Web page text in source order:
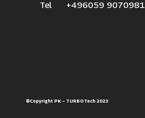
Tel +496059 9070981
©Copyright PK – TURBOTech 2023